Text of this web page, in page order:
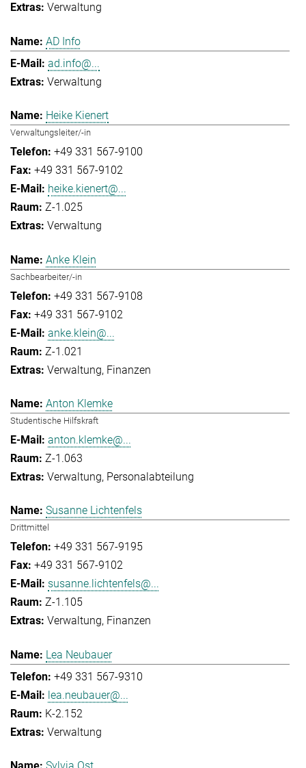
Verwaltung
AD Info
ad.info@...
Verwaltung
Heike Kienert
Verwaltungsleiter/-in
+49 331 567-9100
+49 331 567-9102
heike.kienert@...
Z-1.025
Verwaltung
Anke Klein
Sachbearbeiter/-in
+49 331 567-9108
+49 331 567-9102
anke.klein@...
Z-1.021
Verwaltung Finanzen
Anton Klemke
Studentische Hilfskraft
anton.klemke@...
Z-1.063
Verwaltung Personalabteilung
Susanne Lichtenfels
Drittmittel
+49 331 567-9195
+49 331 567-9102
susanne.lichtenfels@...
Z-1.105
Verwaltung Finanzen
Lea Neubauer
+49 331 567-9310
lea.neubauer@...
K-2.152
Verwaltung